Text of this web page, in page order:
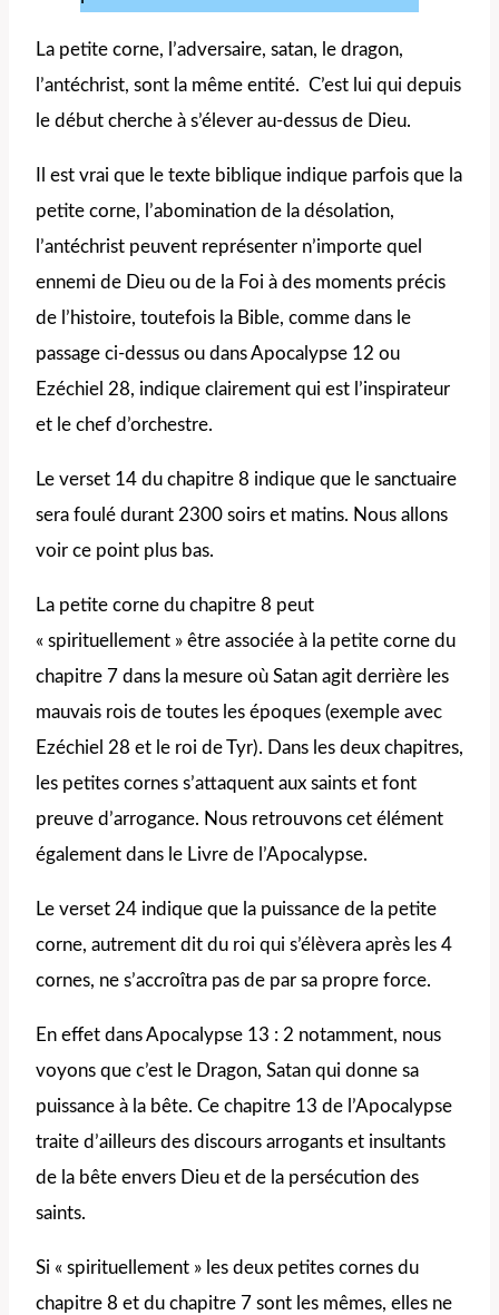
La petite corne, l’adversaire, satan, le dragon,
l’antéchrist, sont la même entité. C’est lui qui depuis
le début cherche à s’élever au-dessus de Dieu.
Il est vrai que le texte biblique indique parfois que la
petite corne, l’abomination de la désolation,
l’antéchrist peuvent représenter n’importe quel
ennemi de Dieu ou de la Foi à des moments précis
de l’histoire, toutefois la Bible, comme dans le
passage ci-dessus ou dans Apocalypse 12 ou
Ezéchiel 28, indique clairement qui est l’inspirateur
et le chef d’orchestre.
Le verset 14 du chapitre 8 indique que le sanctuaire
sera foulé durant 2300 soirs et matins. Nous allons
voir ce point plus bas.
La petite corne du chapitre 8 peut
« spirituellement » être associée à la petite corne du
chapitre 7 dans la mesure où Satan agit derrière les
mauvais rois de toutes les époques (exemple avec
Ezéchiel 28 et le roi de Tyr). Dans les deux chapitres,
les petites cornes s’attaquent aux saints et font
preuve d’arrogance. Nous retrouvons cet élément
également dans le Livre de l’Apocalypse.
Le verset 24 indique que la puissance de la petite
corne, autrement dit du roi qui s’élèvera après les 4
cornes, ne s’accroîtra pas de par sa propre force.
En effet dans Apocalypse 13 : 2 notamment, nous
voyons que c’est le Dragon, Satan qui donne sa
puissance à la bête. Ce chapitre 13 de l’Apocalypse
traite d’ailleurs des discours arrogants et insultants
de la bête envers Dieu et de la persécution des
saints.
Si « spirituellement » les deux petites cornes du
chapitre 8 et du chapitre 7 sont les mêmes, elles ne